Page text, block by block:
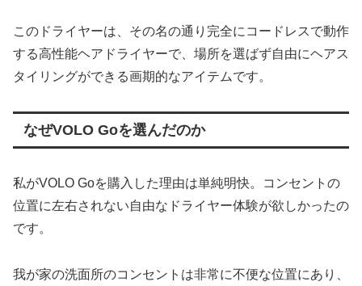
このドライヤーは、その名の通り完全にコードレスで動作
する高性能ヘアドライヤーで、場所を選ばず自由にヘアス
タイリングができる画期的なアイテムです。
なぜVOLO Goを選んだのか
私がVOLO Goを購入した理由は単純明快。コンセントの
位置に左右されない自由なドライヤー体験が欲しかったの
です。
我が家の洗面所のコンセントは非常に不便な位置にあり、